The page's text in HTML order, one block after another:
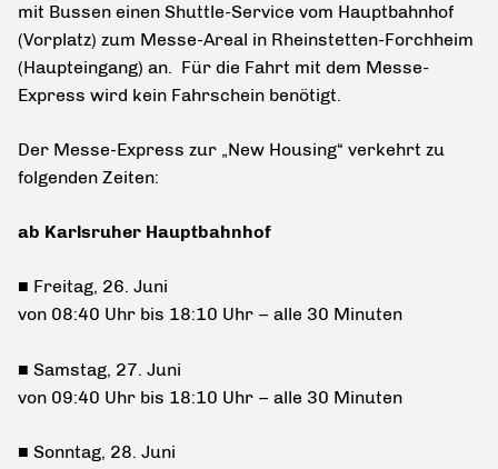
mit Bussen einen Shuttle-Service vom Hauptbahnhof
(Vorplatz) zum Messe-Areal in Rheinstetten-Forchheim
(Haupteingang) an. Für die Fahrt mit dem Messe-
Express wird kein Fahrschein benötigt.
Der Messe-Express zur „New Housing“ verkehrt zu
folgenden Zeiten:
ab Karlsruher Hauptbahnhof
■ Freitag, 26. Juni
von 08:40 Uhr bis 18:10 Uhr – alle 30 Minuten
■ Samstag, 27. Juni
von 09:40 Uhr bis 18:10 Uhr – alle 30 Minuten
■ Sonntag, 28. Juni